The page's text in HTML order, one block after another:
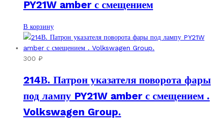
PY21W amber с смещением
В корзину
300 ₽
214В. Патрон указателя поворота фары
под лампу PY21W amber с смещением .
Volkswagen Group.